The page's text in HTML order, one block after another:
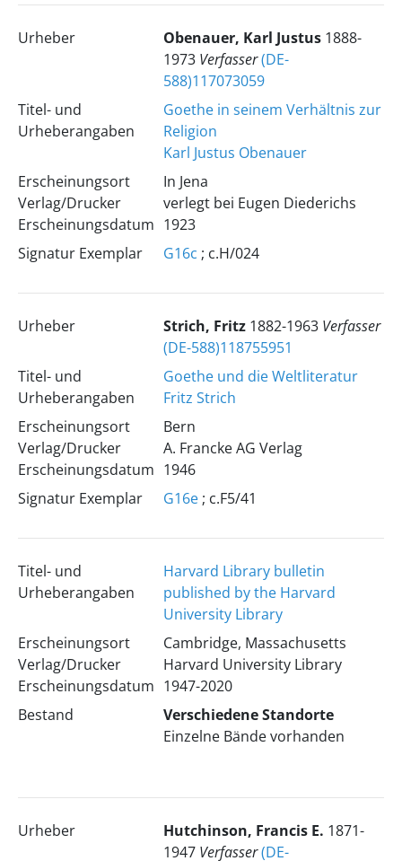
Urheber Obenauer, Karl Justus 1888-
1973 Verfasser(DE-
588)117073059
Titel- und
Urheberangaben
Goethe in seinem Verhältnis zur
Religion
Karl Justus Obenauer
Erscheinungsort
Verlag/Drucker
Erscheinungsdatum
In Jena
verlegt bei Eugen Diederichs
1923
Signatur Exemplar
G16c ; c.H/024
Urheber Strich, Fritz 1882-1963 Verfasser
(DE-588)118755951
Titel- und
Urheberangaben
Goethe und die Weltliteratur
Fritz Strich
Erscheinungsort
Verlag/Drucker
Erscheinungsdatum
Bern
A. Francke AG Verlag
1946
Signatur Exemplar
G16e; c.F5/41
Titel- und
Urheberangaben
Harvard Library bulletin
published by the Harvard
University Library
Erscheinungsort
Verlag/Drucker
Erscheinungsdatum
Cambridge, Massachusetts
Harvard University Library
1947-2020
Bestand
Verschiedene Standorte
Einzelne Bände vorhanden
Urheber Hutchinson, Francis E. 1871-
1947 Verfasser(DE-